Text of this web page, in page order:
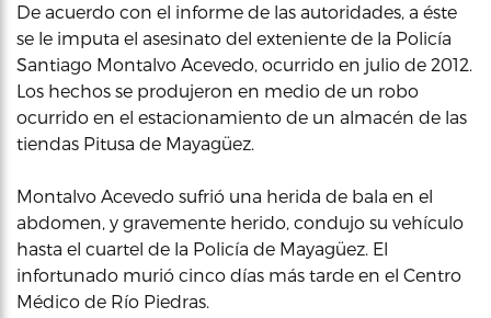
De acuerdo con el informe de las autoridades, a éste
se le imputa el asesinato del exteniente de la Policía
Santiago Montalvo Acevedo, ocurrido en julio de 2012.
Los hechos se produjeron en medio de un robo
ocurrido en el estacionamiento de un almacén de las
tiendas Pitusa de Mayagüez.
Montalvo Acevedo sufrió una herida de bala en el
abdomen, y gravemente herido, condujo su vehículo
hasta el cuartel de la Policía de Mayagüez. El
infortunado murió cinco días más tarde en el Centro
Médico de Río Piedras.